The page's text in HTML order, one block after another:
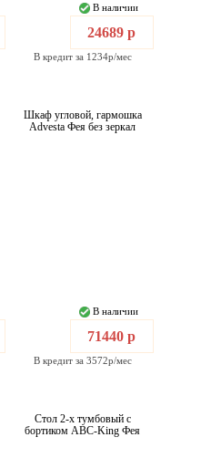
В наличии
24689 р
В кредит за 1234р/мес
Шкаф угловой, гармошка
Advesta Фея без зеркал
В наличии
71440 р
В кредит за 3572р/мес
Стол 2-х тумбовый с
бортиком ABC-King Фея